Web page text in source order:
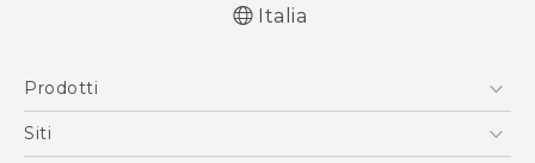
normativa
Italia
Prodotti
Smartphone
Siti